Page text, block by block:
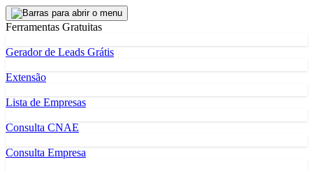
Ferramentas Gratuitas
Gerador de Leads Grátis
Extensão
Lista de Empresas
Consulta CNAE
Consulta Empresa